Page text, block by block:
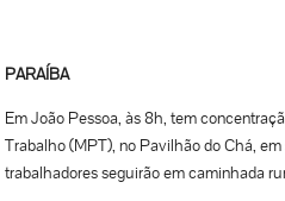
PARAÍBA
Em João Pessoa, às 8h, tem
Trabalho (MPT), no Pavilhão do Chá,
trabalhadores seguirão em caminhada